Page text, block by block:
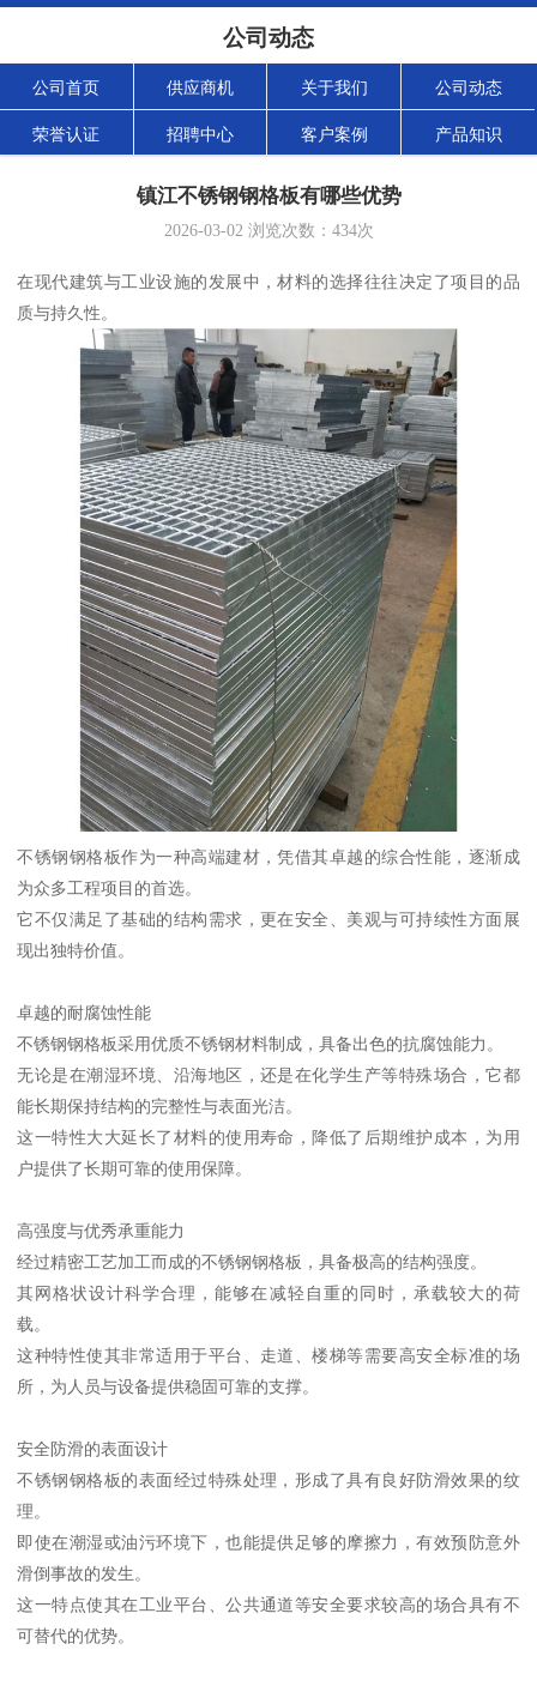
公司动态
公司首页 供应商机 关于我们 公司动态
荣誉认证 招聘中心 客户案例 产品知识
镇江不锈钢钢格板有哪些优势
2026-03-02浏览次数： 434次
在现代建筑与工业设施的发展中，材料的选择往往决定了项目的品
质与持久性。
不锈钢钢格板作为一种高端建材，凭借其卓越的综合性能，逐渐成
为众多工程项目的首选。
它不仅满足了基础的结构需求，更在安全、美观与可持续性方面展
现出独特价值。
卓越的耐腐蚀性能
不锈钢钢格板采用优质不锈钢材料制成，具备出色的抗腐蚀能力。
无论是在潮湿环境、沿海地区，还是在化学生产等特殊场合，它都
能长期保持结构的完整性与表面光洁。
这一特性大大延长了材料的使用寿命，降低了后期维护成本，为用
户提供了长期可靠的使用保障。
高强度与优秀承重能力
经过精密工艺加工而成的不锈钢钢格板，具备极高的结构强度。
其网格状设计科学合理，能够在减轻自重的同时，承载较大的荷
载。
这种特性使其非常适用于平台、走道、楼梯等需要高安全标准的场
所，为人员与设备提供稳固可靠的支撑。
安全防滑的表面设计
不锈钢钢格板的表面经过特殊处理，形成了具有良好防滑效果的纹
理。
即使在潮湿或油污环境下，也能提供足够的摩擦力，有效预防意外
滑倒事故的发生。
这一特点使其在工业平台、公共通道等安全要求较高的场合具有不
可替代的优势。